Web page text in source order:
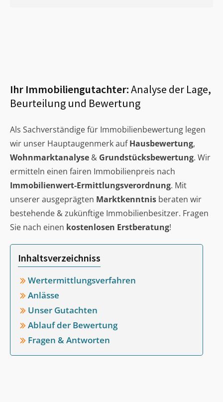
Ihr Immobiliengutachter:Analyse der Lage,
Beurteilung und Bewertung
Als Sachverständige für Immobilienbewertung legen
wir unser Hauptaugenmerk aufHausbewertung,
Wohnmarktanalyse & Grundstücksbewertung. Wir
ermitteln einen fairen Immobilienpreis nach
Immobilienwert-Ermittlungsverordnung. Mit
unserer ausgeprägten Marktkenntnis beraten wir
bestehende & zukünftige Immobilienbesitzer. Fragen
Sie nach einen kostenlosen Erstberatung!
Inhaltsverzeichniss
Wertermittlungsverfahren
Anlässe
Unser Gutachten
Ablauf der Bewertung
Fragen & Antworten